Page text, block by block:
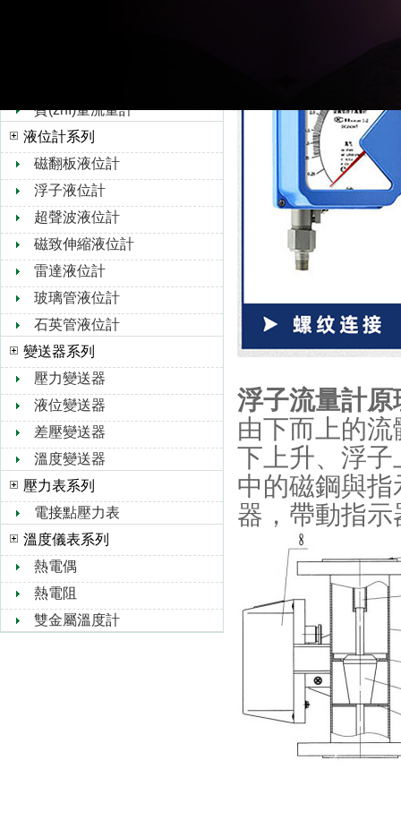
質(zhì)量流量計
液位計系列
磁翻板液位計
浮子液位計
超聲波液位計
磁致伸縮液位計
雷達液位計
玻璃管液位計
石英管液位計
變送器系列
壓力變送器
液位變送器
差壓變送器
溫度變送器
壓力表系列
電接點壓力表
溫度儀表系列
熱電偶
熱電阻
雙金屬溫度計
浮子流量計
由下而上的流
下上升、浮
中的磁鋼與
器，帶動指示